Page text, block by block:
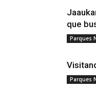
que
Parques
Parques